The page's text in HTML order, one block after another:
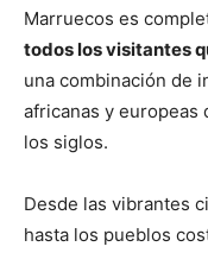
Marruecos es
todos los visitantes
una combinación de
africanas y europeas
los siglos.
Desde las vibrantes
hasta los pueblos